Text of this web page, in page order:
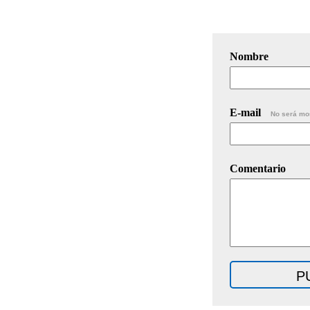
Nombre
E-mail No será
Comentario